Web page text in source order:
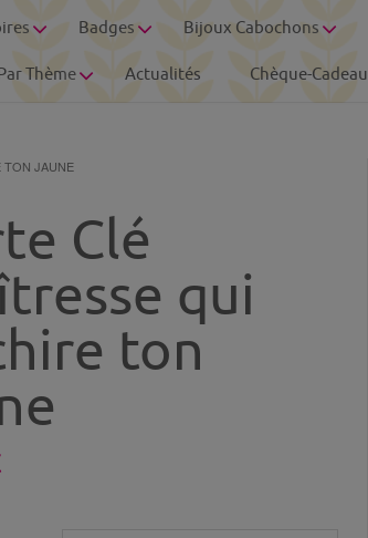
Badges Bijoux Cabochons
Thème Actualités Chèque-Cadeau
TON JAUNE
Clé
qui
ton